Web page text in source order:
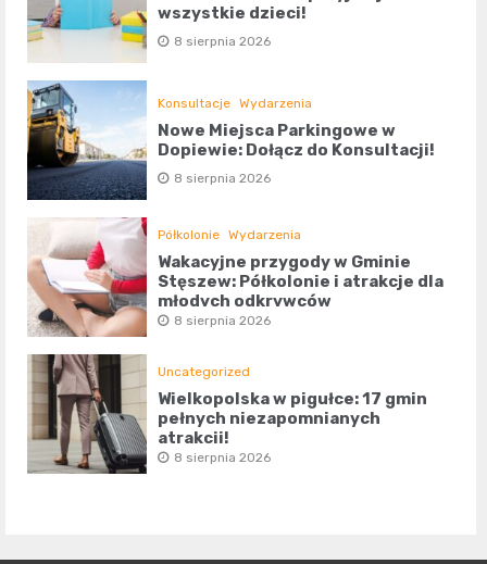
wszystkie dzieci!
8 sierpnia 2026
Konsultacje Wydarzenia
Nowe Miejsca Parkingowe w
Dopiewie: Dołącz do Konsultacji!
8 sierpnia 2026
Półkolonie Wydarzenia
Wakacyjne przygody w Gminie
Stęszew: Półkolonie i atrakcje dla
młodych odkrywców
8 sierpnia 2026
Uncategorized
Wielkopolska w pigułce: 17 gmin
pełnych niezapomnianych
atrakcji!
8 sierpnia 2026